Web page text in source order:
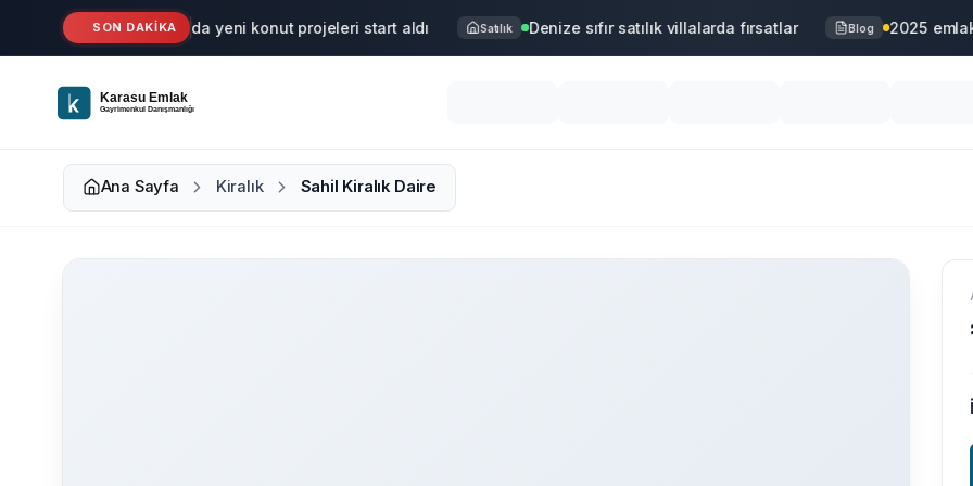
Ana içeriğe geç
SON DAKİKA
Haber Karasu'da yeni konut projeleri start aldı Satılık Denize sıfır satılık villalarda fırsatlar Blog 2025 emlak
Ana Sayfa Kiralık Sahil Kiralık Daire